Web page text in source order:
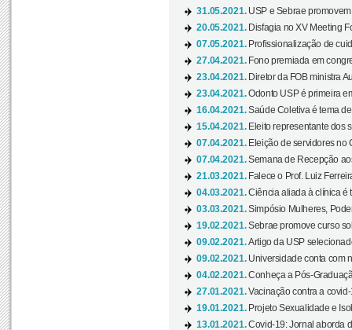
31.05.2021. USP e Sebrae
20.05.2021. Disfagia no XV Meeting
07.05.2021. Profissionalização de
27.04.2021. Fono premiada em
23.04.2021. Diretor da FOB ministra
23.04.2021.Odonto USP é primeira
16.04.2021.Saúde Coletiva é tema
15.04.2021. Eleito representante dos
07.04.2021. Eleição de servidores no
07.04.2021.Semana de Recepção
21.03.2021. Falece o Prof. Luiz
04.03.2021.Ciência aliada à clínica é
03.03.2021.Simpósio Mulheres,
19.02.2021.Sebrae promove curso
09.02.2021.Artigo da USP
09.02.2021. Universidade conta com
04.02.2021.Conheça a Pós-
27.01.2021.Vacinação contra a
19.01.2021. Projeto Sexualidade e
13.01.2021.Covid-19: Jornal aborda